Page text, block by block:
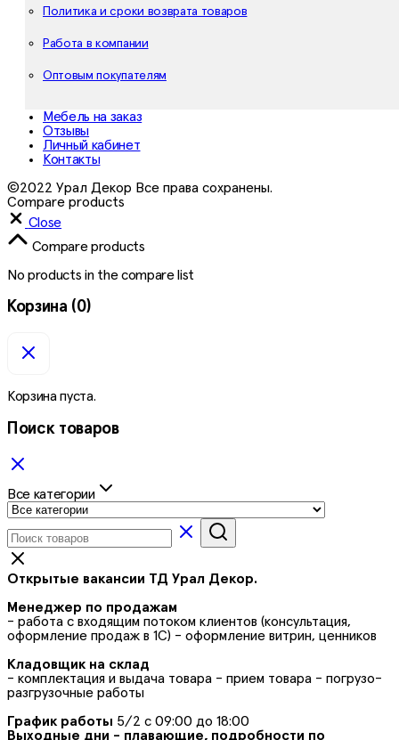
Политика и сроки возврата товаров
Работа в компании
Оптовым покупателям
Мебель на заказ
Отзывы
Личный кабинет
Контакты
©2022 Урал Декор Все права сохранены.
Compare products
Close
Compare products
No products in the compare list
Корзина (0)
Корзина пуста.
Поиск товаров
Все категории
Открытые вакансии ТД Урал Декор.
Менеджер по продажам
- работа с входящим потоком клиентов (консультация,
оформление продаж в 1С) - оформление витрин, ценников
Кладовщик на склад
- комплектация и выдача товара - прием товара - погрузо-
разгрузочные работы
График работы 5/2 с 09:00 до 18:00
Выходные дни - плавающие, подробности по